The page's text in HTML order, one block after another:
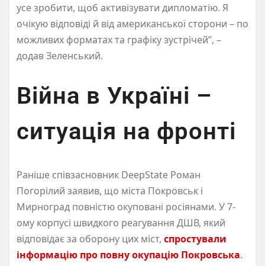
усе зробити, щоб активізувати дипломатію. Я
очікую відповіді й від американської сторони – по
можливих форматах та графіку зустрічей”, –
додав Зеленський.
Війна в Україні –
ситуація на фронті
Раніше співзасновник DeepState Роман
Погорілий заявив, що міста Покровськ і
Мирноград повністю окуповані росіянами. У 7-
ому корпусі швидкого реагування ДШВ, який
відповідає за оборону цих міст, спростували
інформацію про повну окупацію Покровська.